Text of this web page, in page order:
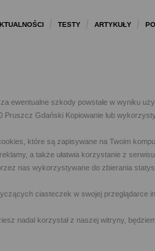
TESTY ARTYKUŁY
ewentualne szkody powstałe w wyniku
Pruszcz Gdański Kopiowanie lub
które są zapisywane na Twoim
a także ułatwia korzystanie z
nas wykorzystywane do zbierania
ciasteczek w swojej przeglądarce
nadal korzystał z naszej witryny,